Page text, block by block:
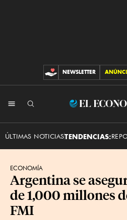
CONTRIBUCIONES
NEWSLETTER
El
ÚLTIMAS NOTICIASTENDENCIAS:
ECONOMÍA
Argentina se
de 1,000 millones
FMI